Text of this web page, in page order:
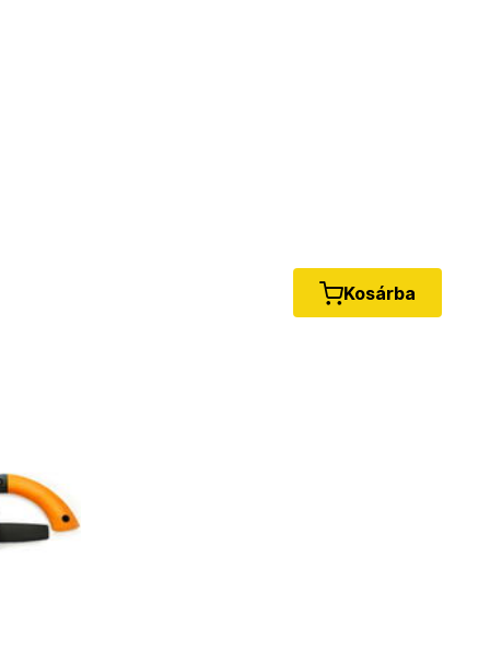
Kosárba